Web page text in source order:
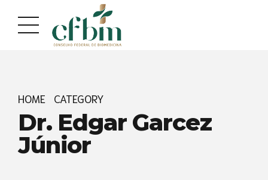
conteúdo
navegação
HOME CATEGORY
Dr. Edgar Garcez
Júnior